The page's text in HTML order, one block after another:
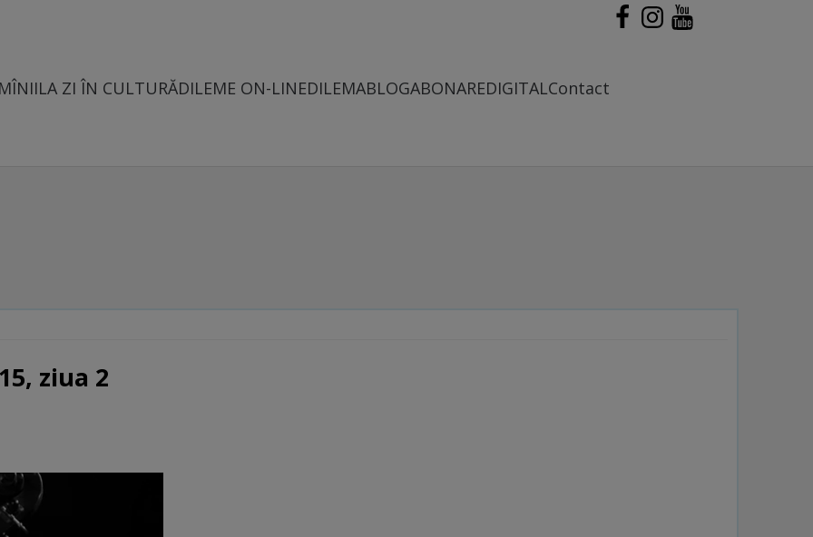
LA ZI ÎN CULTURĂDILEME ON-LINEDILEMABLOGABONAREDIGITALContact
ziua 2